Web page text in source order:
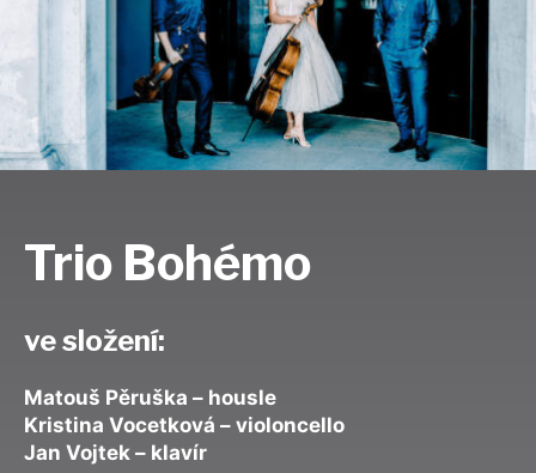
Trio Bohémo
ve složení:
Matouš Pěruška – housle
Kristina Vocetková – violoncello
Jan Vojtek – klavír